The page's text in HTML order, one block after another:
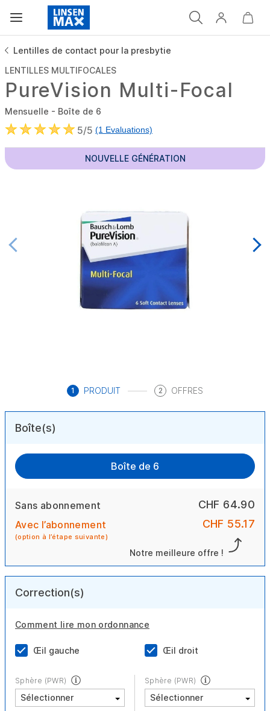
Lentilles de contact pour la presbytie
LENTILLES MULTIFOCALES
PureVision Multi-Focal
Mensuelle - Boîte de 6
5/5 (1 Evaluations)
NOUVELLE GÉNÉRATION
1 PRODUIT 2 OFFRES
Boîte(s)
Boîte de 6
Sans abonnement CHF 64.90
Avec l’abonnement
(option à l’étape suivante)
CHF 55.17
Notre meilleure offre !
Correction(s)
Comment lire mon ordonnance
Œil gauche Œil droit
Sphère (PWR) Sphère (PWR)